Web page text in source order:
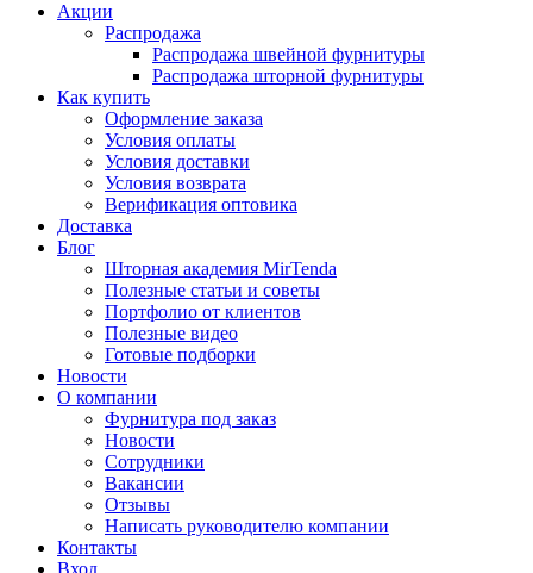
Акции
Распродажа
Распродажа швейной фурнитуры
Распродажа шторной фурнитуры
Как купить
Оформление заказа
Условия оплаты
Условия доставки
Условия возврата
Верификация оптовика
Доставка
Блог
Шторная академия MirTenda
Полезные статьи и советы
Портфолио от клиентов
Полезные видео
Готовые подборки
Новости
О компании
Фурнитура под заказ
Новости
Сотрудники
Вакансии
Отзывы
Написать руководителю компании
Контакты
Вход